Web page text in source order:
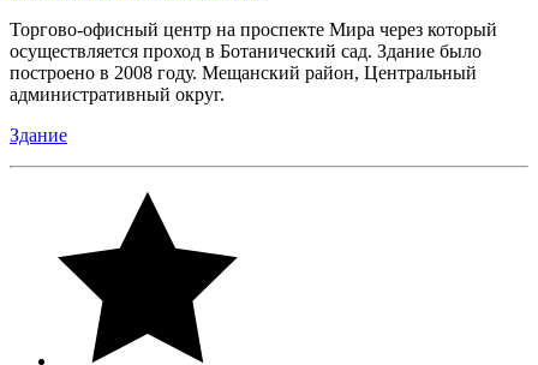
Торгово-офисный центр на проспекте Мира через который
осуществляется проход в Ботанический сад. Здание было
построено в 2008 году. Мещанский район, Центральный
административный округ.
Здание